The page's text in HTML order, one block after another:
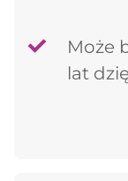
Może
lat